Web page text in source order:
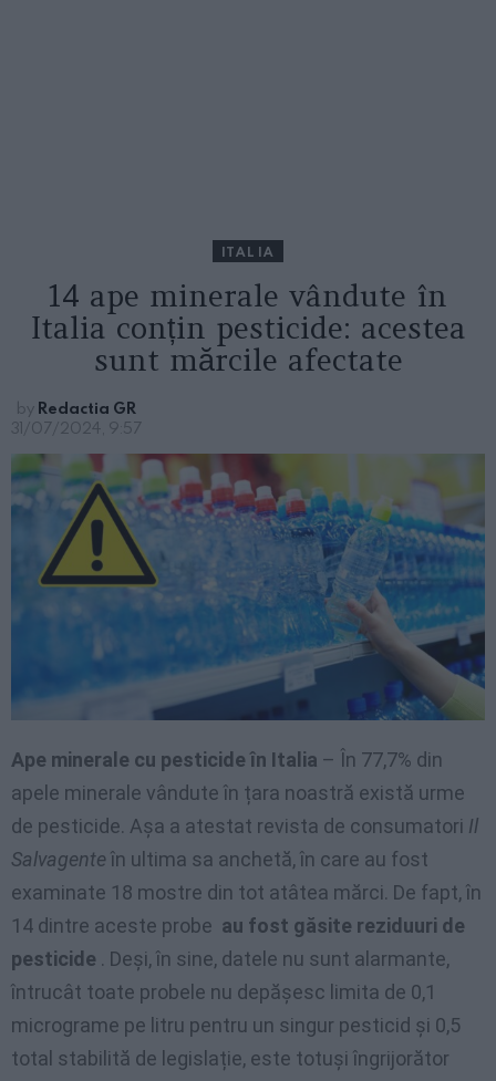
ITALIA
14 ape minerale vândute în
Italia conțin pesticide: acestea
sunt mărcile afectate
by Redactia GR
31/07/2024, 9:57
Ape minerale cu pesticide în Italia – În 77,7% din
apele minerale vândute în țara noastră există urme
de pesticide. Așa a atestat revista de consumatori Il
Salvagente în ultima sa anchetă, în care au fost
examinate 18 mostre din tot atâtea mărci. De fapt, în
14 dintre aceste probe au fost găsite reziduuri de
pesticide . Deși, în sine, datele nu sunt alarmante,
întrucât toate probele nu depășesc limita de 0,1
micrograme pe litru pentru un singur pesticid și 0,5
total stabilită de legislație, este totuși îngrijorător